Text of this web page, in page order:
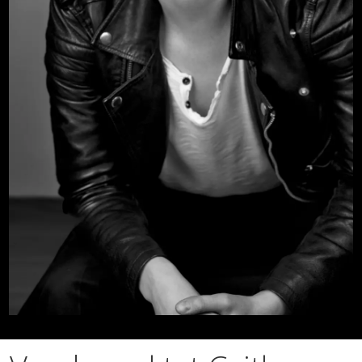
mot opera?
– At det er en utilgjengelig og elitistisk
kunstform. Og at det synges på et språk
man ikke forstår. Men opera tekstes, slik
som filmer på TV, så det burde ikke være
noe problem. En annen fordom er at alle
operasangere er feite og store divaer.
4) Hvilken opera vil du anbefale
nybegynnere?
Det er 400 år av stilarter å velge mellom.
Men om jeg skal anbefale noen, så vil jeg